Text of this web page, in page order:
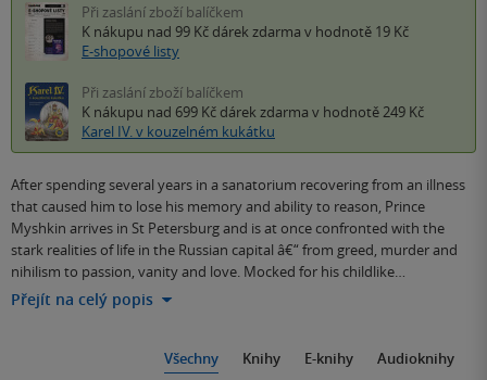
Při zaslání zboží balíčkem
K nákupu nad 99 Kč dárek zdarma v hodnotě 19 Kč
E-shopové listy
Při zaslání zboží balíčkem
K nákupu nad 699 Kč dárek zdarma v hodnotě 249 Kč
Karel IV. v kouzelném kukátku
After spending several years in a sanatorium recovering from an illness
that caused him to lose his memory and ability to reason, Prince
Myshkin arrives in St Petersburg and is at once confronted with the
stark realities of life in the Russian capital â€“ from greed, murder and
nihilism to passion, vanity and love. Mocked for his childlike…
Přejít na celý popis
Všechny Knihy E-knihy Audioknihy